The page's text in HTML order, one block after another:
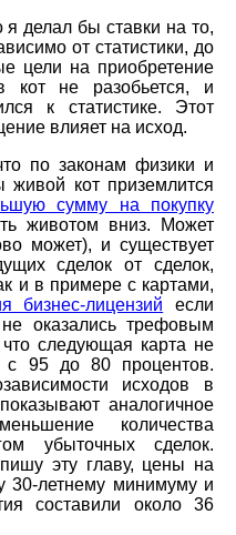
делал бы ставки на то,
от статистики, до
цели на приобретение
кот не разобьется, и
к статистике. Этот
влияет на исход.
по законам физики и
живой кот приземлится
сумму на покупку
животом вниз. Может
может), и существует
сделок от сделок,
и в примере с картами,
бизнес-лицензий если
оказались трефовым
что следующая карта не
с 95 до 80 процентов.
исходов в
аналогичное
количества
убыточных сделок.
эту главу, цены на
30-летнему минимуму и
составили около 36